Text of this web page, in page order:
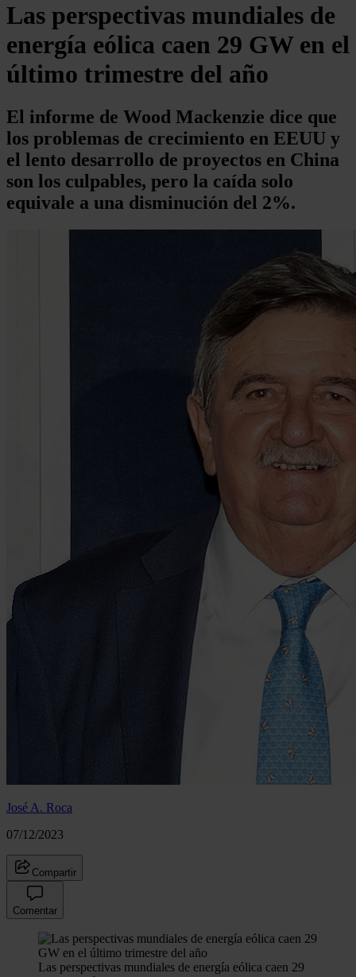
Las perspectivas mundiales de
energía eólica caen 29 GW en el
último trimestre del año
El informe de Wood Mackenzie dice que
los problemas de crecimiento en EEUU y
el lento desarrollo de proyectos en China
son los culpables, pero la caída solo
equivale a una disminución del 2%.
José A. Roca
07/12/2023
Compartir
Comentar
Las perspectivas mundiales de energía eólica caen 29